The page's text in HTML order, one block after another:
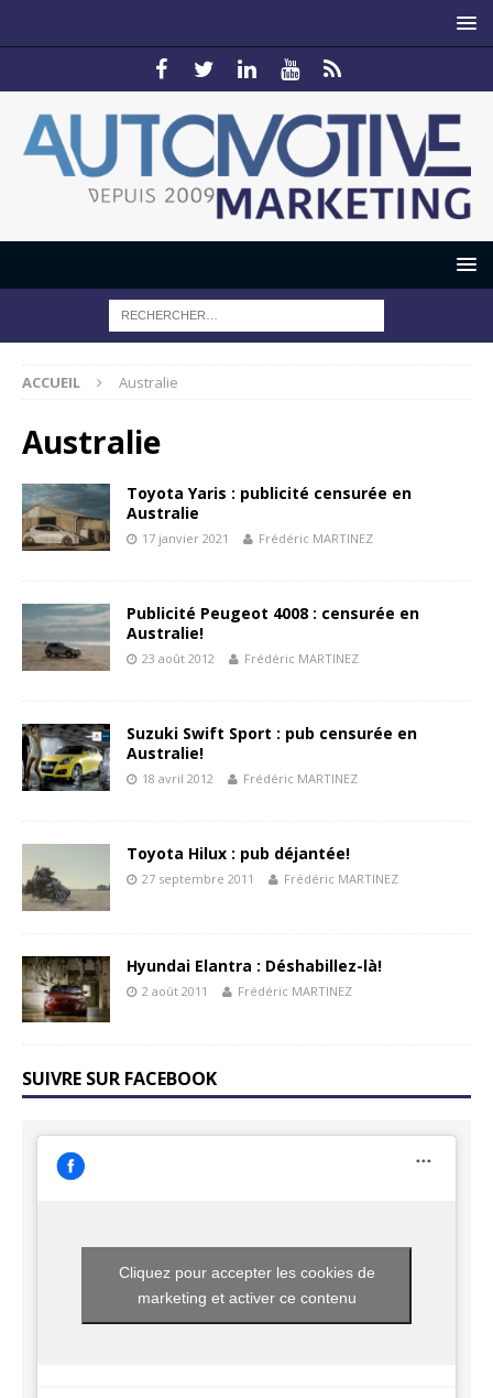
ACCUEIL Australie
Australie
Toyota Yaris : publicité censurée en
Australie
17 janvier 2021 Frédéric MARTINEZ
Publicité Peugeot 4008 : censurée en
Australie!
23 août 2012 Frédéric MARTINEZ
Suzuki Swift Sport : pub censurée en
Australie!
18 avril 2012 Frédéric MARTINEZ
Toyota Hilux : pub déjantée!
27 septembre 2011 Frédéric MARTINEZ
Hyundai Elantra : Déshabillez-là!
2 août 2011 Frédéric MARTINEZ
SUIVRE SUR FACEBOOK
Cliquez pour accepter les cookies de
marketing et activer ce contenu